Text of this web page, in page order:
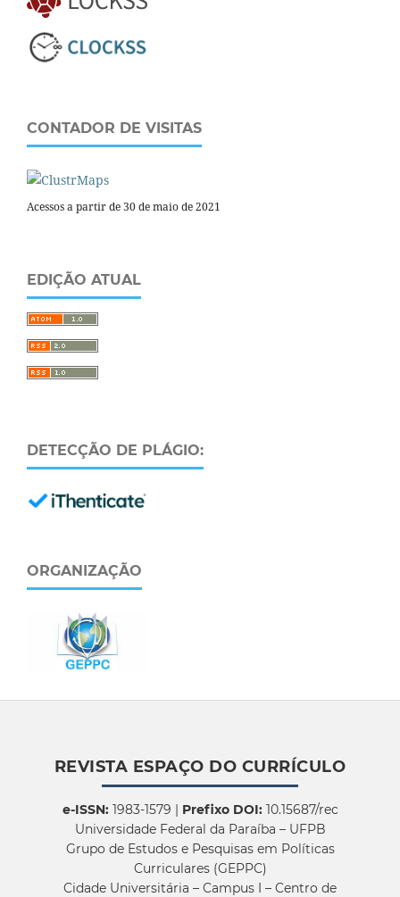
CONTADOR DE VISITAS
Acessos a partir de 30 de maio de 2021
EDIÇÃO ATUAL
DETECÇÃO DE PLÁGIO:
ORGANIZAÇÃO
REVISTA ESPAÇO DO CURRÍCULO
e-ISSN:1983-1579 | Prefixo DOI:10.15687/rec
Universidade Federal da Paraíba – UFPB
Grupo de Estudos e Pesquisas em Políticas
Curriculares (GEPPC)
Cidade Universitária – Campus I – Centro de